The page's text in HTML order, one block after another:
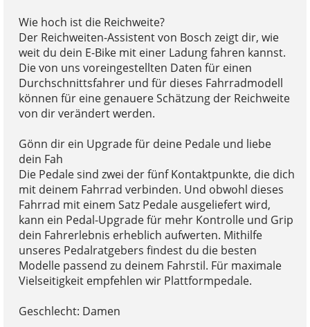
Wie hoch ist die Reichweite?
Der Reichweiten-Assistent von Bosch zeigt dir, wie
weit du dein E-Bike mit einer Ladung fahren kannst.
Die von uns voreingestellten Daten für einen
Durchschnittsfahrer und für dieses Fahrradmodell
können für eine genauere Schätzung der Reichweite
von dir verändert werden.
Gönn dir ein Upgrade für deine Pedale und liebe
dein Fah
Die Pedale sind zwei der fünf Kontaktpunkte, die dich
mit deinem Fahrrad verbinden. Und obwohl dieses
Fahrrad mit einem Satz Pedale ausgeliefert wird,
kann ein Pedal-Upgrade für mehr Kontrolle und Grip
dein Fahrerlebnis erheblich aufwerten. Mithilfe
unseres Pedalratgebers findest du die besten
Modelle passend zu deinem Fahrstil. Für maximale
Vielseitigkeit empfehlen wir Plattformpedale.
Geschlecht: Damen